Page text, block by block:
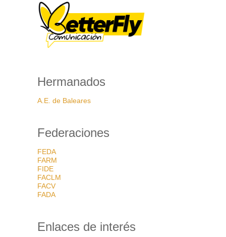
Hermanados
A.E. de Baleares
Federaciones
FEDA
FARM
FIDE
FACLM
FACV
FADA
Enlaces de interés